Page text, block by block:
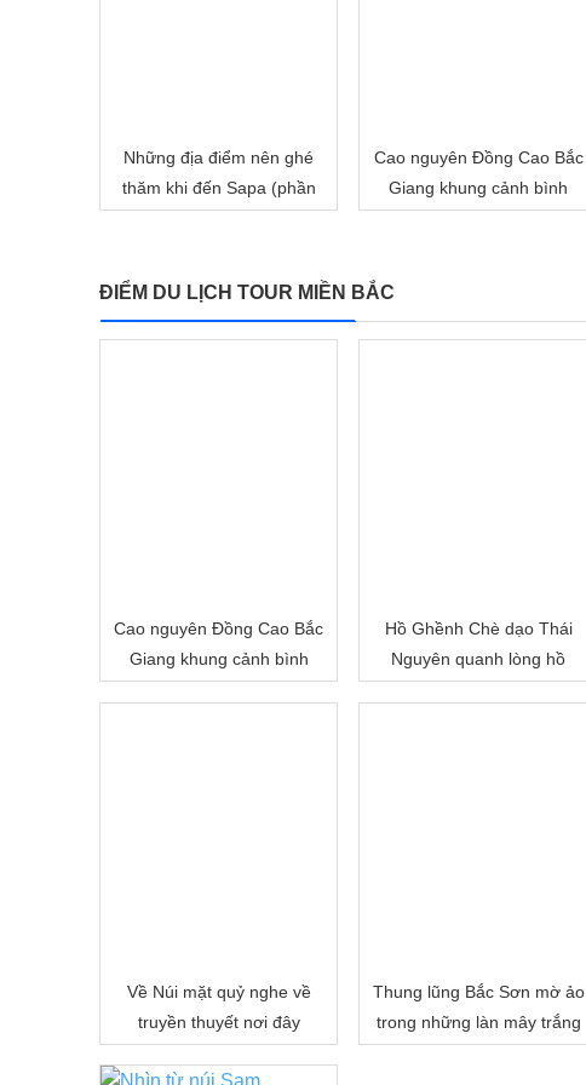
Những địa điểm nên ghé
thăm khi đến Sapa (phần
Cao nguyên Đồng Cao Bắc
Giang khung cảnh bình
ĐIỂM DU LỊCH TOUR MIỀN BẮC
Cao nguyên Đồng Cao Bắc
Giang khung cảnh bình
Hồ Ghềnh Chè dạo Thái
Nguyên quanh lòng hồ
Về Núi mặt quỷ nghe về
truyền thuyết nơi đây
Thung lũng Bắc Sơn mờ ảo
trong những làn mây trắng